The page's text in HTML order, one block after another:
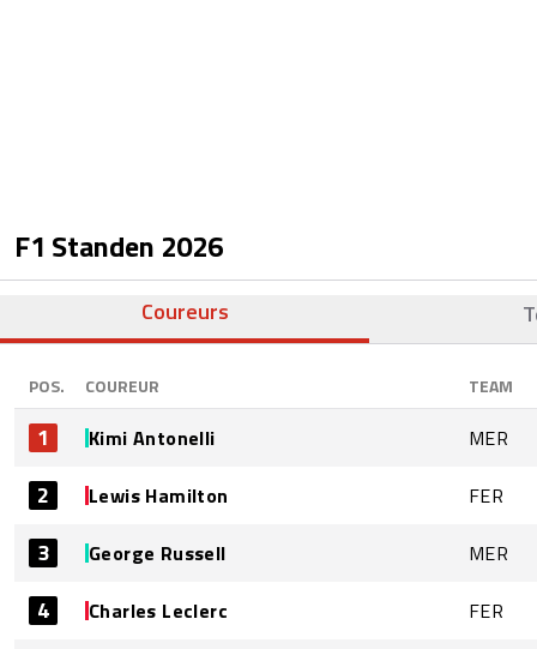
F1 Standen 2026
Coureurs
POS. COUREUR TEAM
1 Kimi Antonelli MER
2 Lewis Hamilton FER
3 George Russell MER
4 Charles Leclerc FER